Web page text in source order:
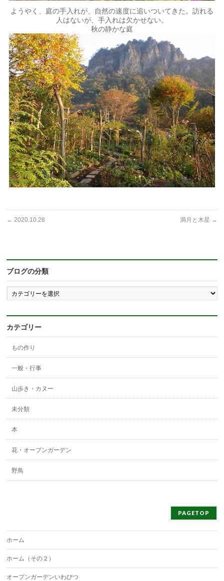
ようやく、庭の手入れが、自然の速度に追いついてきた。訪れる
人はないが、手入れは欠かせない。
秋の静かな庭
← 2020.10.28 満月と木星 →
ブログの分類
ブ
ロ
グ
類
カテゴリー
もの作り
一般・行事
山歩き・カヌー
未分類
本
花・オープンガーデン
野鳥
PAGETOP
ホーム
ホーム（その２）
オープンガーデンいわびつ